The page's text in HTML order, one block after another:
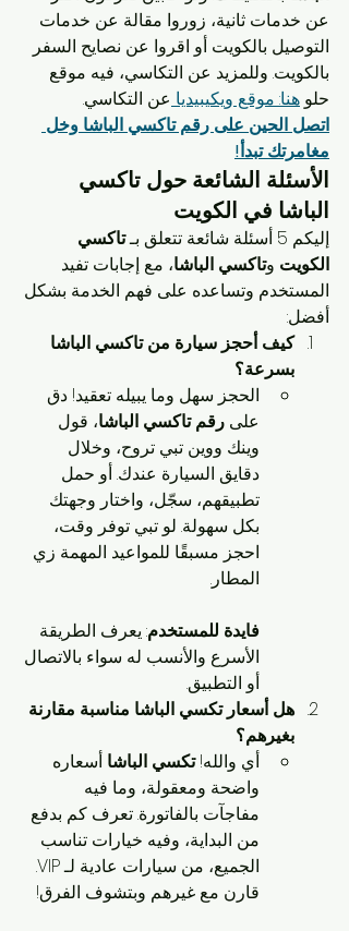
عن خدمات ثانية، زوروا مقالة عن خدمات
التوصيل بالكويت أو اقروا عن نصايح السفر
بالكويت. وللمزيد عن التكاسي، فيه موقع
حلو هنا: موقع ويكيبيديا عن التكاسي.
اتصل الحين على رقم تاكسي الباشا وخل
مغامرتك تبدأ!
الأسئلة الشائعة حول تاكسي
الباشا في الكويت
إليكم 5 أسئلة شائعة تتعلق بـ
تاكسي
الكويت وتاكسي الباشا، مع إجابات تفيد
المستخدم وتساعده على فهم الخدمة بشكل
أفضل:
كيف أحجز سيارة من تاكسي الباشا
بسرعة؟
الحجز سهل وما يبيله تعقيد! دق
على رقم تاكسي الباشا، قول
وينك ووين تبي تروح، وخلال
دقايق السيارة عندك. أو حمل
تطبيقهم، سجّل، واختار وجهتك
بكل سهولة. لو تبي توفر وقت،
احجز مسبقًا للمواعيد المهمة زي
المطار.
فايدة للمستخدم: يعرف الطريقة
الأسرع والأنسب له سواء بالاتصال
أو التطبيق.
هل أسعار تكسي الباشا مناسبة مقارنة
بغيرهم؟
أي والله! تكسي الباشا أسعاره
واضحة ومعقولة، وما فيه
مفاجآت بالفاتورة. تعرف كم بدفع
من البداية، وفيه خيارات تناسب
الجميع، من سيارات عادية لـ VIP.
قارن مع غيرهم وبتشوف الفرق!